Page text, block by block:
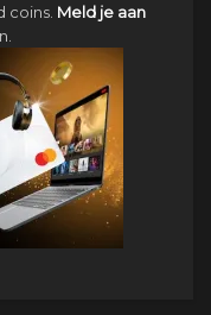
coins. Meld je aan